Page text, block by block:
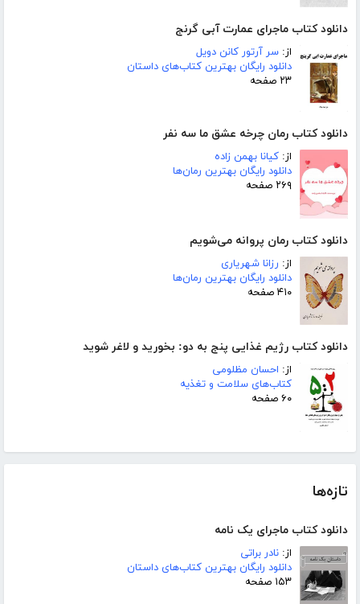
دانلود کتاب ماجرای عمارت آبی گرنج
از: سر آرتور کانن دویل
دانلود رایگان بهترین کتاب‌های داستان
۲۳ صفحه
دانلود کتاب رمان چرخه عشق ما سه نفر
از: کیانا بهمن زاده
دانلود رایگان بهترین رمان‌ها
۲۶۹ صفحه
دانلود کتاب رمان پروانه می‌شویم
از: رزانا شهریاری
دانلود رایگان بهترین رمان‌ها
۴۱۰ صفحه
دانلود کتاب رژیم غذایی پنج به دو: بخورید و لاغر شوید
از: احسان مظلومی
کتاب‌های سلامت و تغذیه
۶۰ صفحه
تازه‌ها
دانلود کتاب ماجرای یک نامه
از: نادر براتی
دانلود رایگان بهترین کتاب‌های داستان
۱۵۳ صفحه